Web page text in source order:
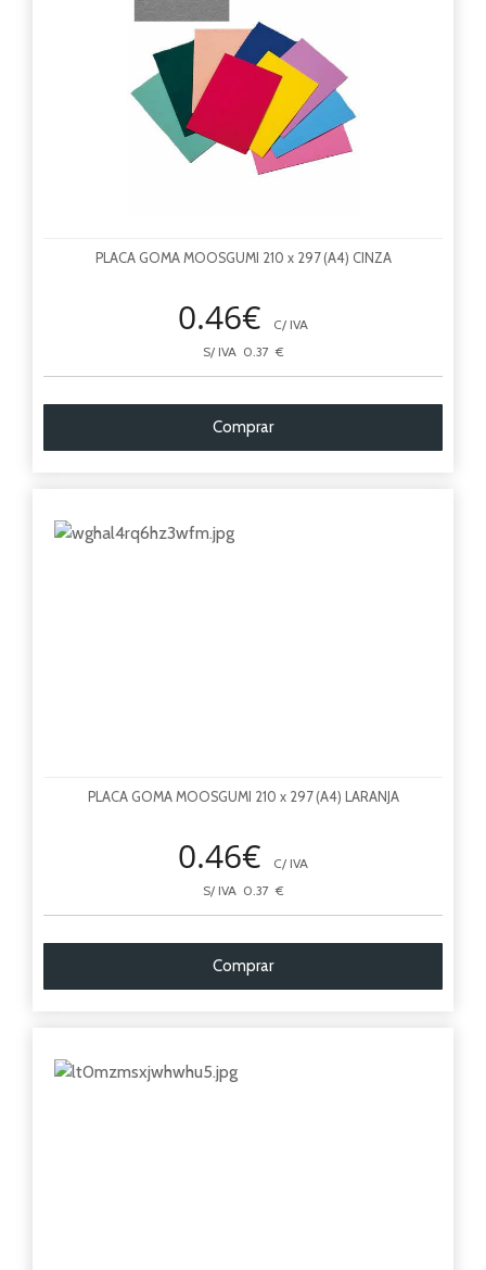
PLACA GOMA MOOSGUMI 210 x 297 (A4) CINZA
0.46€
C/ IVA
S/ IVA 0.37 €
Comprar
PLACA GOMA MOOSGUMI 210 x 297 (A4) LARANJA
0.46€
C/ IVA
S/ IVA 0.37 €
Comprar